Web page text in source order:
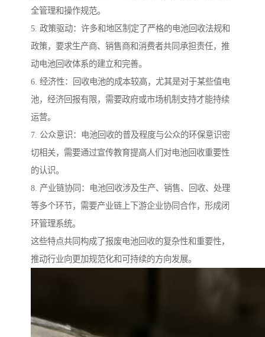
全管理和操作规范。
5. 政策驱动：许多和地区制定了严格的电池回收法规和
政策，要求生产商、销售商和消费者共同承担责任，推
动电池回收体系的建立和完善。
6. 经济性：回收电池的成本较高，尤其是对于某些值电
池，经济回报有限，需要政府或市场机制支持才能持续
运营。
7. 公众意识：电池回收的普及程度与公众的环保意识密
切相关，需要通过宣传教育提高人们对电池回收重要性
的认识。
8. 产业链协同：电池回收涉及生产、销售、回收、处理
等多个环节，需要产业链上下游企业协同合作，形成闭
环管理系统。
这些特点共同构成了报废电池回收的复杂性和重要性，
推动行业向更加规范化和可持续的方向发展。